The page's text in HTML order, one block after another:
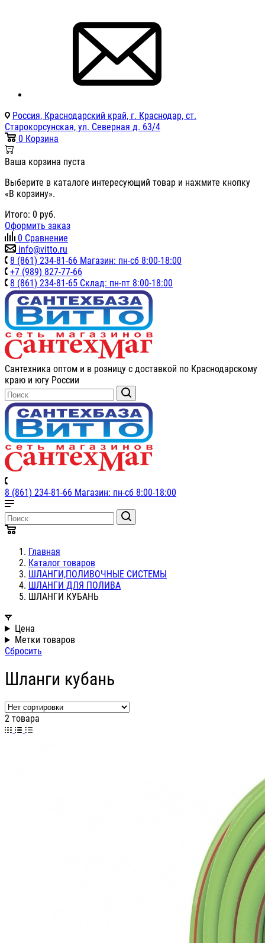
Россия, Краснодарский край, г. Краснодар, ст.
Старокорсунская, ул. Северная д. 63/4
0 Корзина
Ваша корзина пуста
Выберите в каталоге интересующий товар и нажмите кнопку
«В корзину».
Итого: 0 руб.
Оформить заказ
0 Сравнение
info@vitto.ru
8 (861) 234-81-66 Магазин: пн-сб 8:00-18:00
+7 (989) 827-77-66
8 (861) 234-81-65 Склад: пн-пт 8:00-18:00
Сантехника оптом и в розницу с доставкой по Краснодарскому
краю и югу России
8 (861) 234-81-66 Магазин: пн-сб 8:00-18:00
Главная
Каталог товаров
ШЛАНГИ,ПОЛИВОЧНЫЕ СИСТЕМЫ
ШЛАНГИ ДЛЯ ПОЛИВА
ШЛАНГИ КУБАНЬ
Цена
Метки товаров
Сбросить
Шланги кубань
2 товара